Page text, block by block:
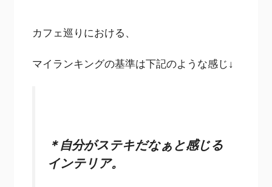
カフェ巡りにおける、
マイランキングの基準は下記のような感じ↓
＊自分がステキだなぁと感じる
インテリア。